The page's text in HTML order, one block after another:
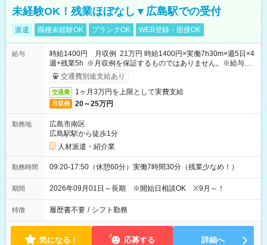
未経験OK！残業ほぼなし▼広島駅での受付
派遣 職種未経験OK ブランクOK WEB登録・面接OK
給与
時給1400円 月収例 21万円 時給1400円×実働7h30m×週5日×4
週+残業5h ※月収例を保証するものではありません。※給与即
受取りサービス利用可（利用条件有）
交通費別途支給あり
交通費 1ヶ月3万円を上限として実費支給
月収例 20～25万円
勤務地
広島市南区
広島駅駅から徒歩1分
人材派遣・紹介業
勤務時間 09:20-17:50（休憩60分）実働7時間30分（残業少なめ！）
期間 2026年09月01日～長期 ※開始日相談OK ※9月～！
特徴 履歴書不要 / シフト勤務
気になる！ 応募する 詳細へ